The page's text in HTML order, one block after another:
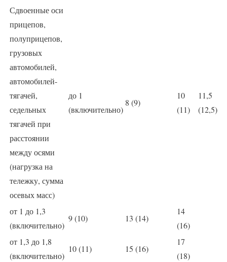
Сдвоенные оси
прицепов,
полуприцепов,
грузовых
автомобилей,
автомобилей-
тягачей,
седельных
тягачей при
расстоянии
между осями
(нагрузка на
тележку, сумма
осевых масс)
до 1
(включительно)
8 (9)
10
(11)
11,5
(12,5)
от 1 до 1,3
(включительно)
9 (10) 13 (14)
14
(16)
от 1,3 до 1,8
(включительно)
10 (11) 15 (16)
17
(18)